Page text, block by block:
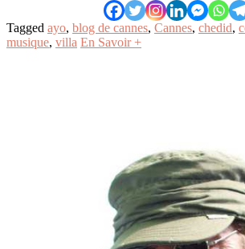
Tagged ayo, blog de cannes, Cannes, chedid,
musique, villa En Savoir +